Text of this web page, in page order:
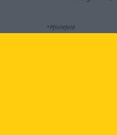
*Pflichtfeld